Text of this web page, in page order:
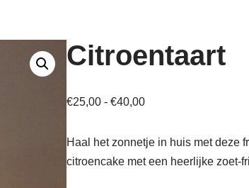
Citroentaart
€25,00 - €40,00
Haal het zonnetje in huis met deze
citroencake met een heerlijke zoet-